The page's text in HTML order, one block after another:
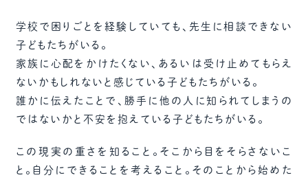
学校で困りごとを経験していても、先生に相談できない
子どもたちがいる。
家族に心配をかけたくない、あるいは受け止めてもらえ
ないかもしれないと感じている子どもたちがいる。
誰かに伝えたことで、勝手に他の人に知られてしまうの
ではないかと不安を抱えている子どもたちがいる。
この現実の重さを知ること。そこから目をそらさないこ
と。自分にできることを考えること。そのことから始めた